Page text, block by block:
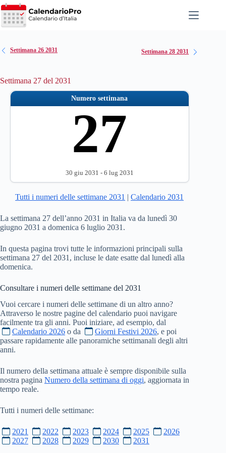
Salta
al
contenuto
Settimana 26 2031 Settimana 28 2031
Settimana 27 del 2031
Numero settimana
27
30 giu 2031 - 6 lug 2031
Tutti i numeri delle settimane 2031 |Calendario 2031
La settimana 27 dell’anno 2031 in Italia va da lunedì 30
giugno 2031 a domenica 6 luglio 2031.
In questa pagina trovi tutte le informazioni principali sulla
settimana 27 del 2031, incluse le date esatte dal lunedì alla
domenica.
Consultare i numeri delle settimane del 2031
Vuoi cercare i numeri delle settimane di un altro anno?
Attraverso le nostre pagine del calendario puoi navigare
facilmente tra gli anni. Puoi iniziare, ad esempio, dal
Calendario 2026 o da Giorni Festivi 2026, e poi
passare rapidamente alle panoramiche settimanali degli altri
anni.
Il numero della settimana attuale è sempre disponibile sulla
nostra pagina Numero della settimana di oggi, aggiornata in
tempo reale.
Tutti i numeri delle settimane:
2021 2022 2023 2024 2025
2026
2027
2028 2029 2030 2031